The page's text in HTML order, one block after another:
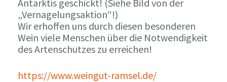
Antarktis geschickt! (Siehe Bild von der
„Vernagelungsaktion“!)
Wir erhoffen uns durch diesen besonderen
Wein viele Menschen über die Notwendigkeit
des Artenschutzes zu erreichen!
https://www.weingut-ramsel.de/